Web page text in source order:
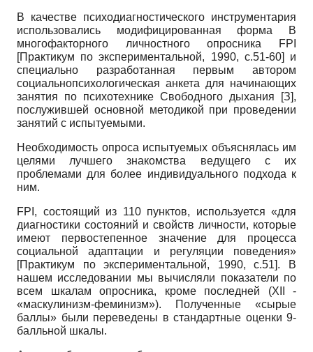
В качестве психодиагностического инструментария
использовались модифицированная форма В
многофакторного личностного опросника
FPI
[Практикум по экспериментальной, 1990, с.51-60]
и
специально разработанная первым автором
социально­психологическая анкета для начинающих
занятия по психотехнике Свободного дыхания [З],
послужившей основной методикой при проведении
занятий с испытуемыми.
Необходимость опроса испытуемых объяснялась им
целями лучшего знакомства ведущего с их
проблемами для более индивидуального подхода к
ним.
FPI , состоящий из 110 пунктов, используется «для
диагностики состояний и свойств личности, которые
имеют первостепенное значение для процесса
социальной адаптации и регуляции поведения»
[Практикум по экспериментальной, 1990, с.51]. В
нашем исследовании мы вычисляли показатели по
всем шкалам опросника, кроме последней (XII
-
«маскулинизм-феминизм»). Полученные «сырые
баллы» были переведены в стандартные оценки 9­
балльной шкалы.